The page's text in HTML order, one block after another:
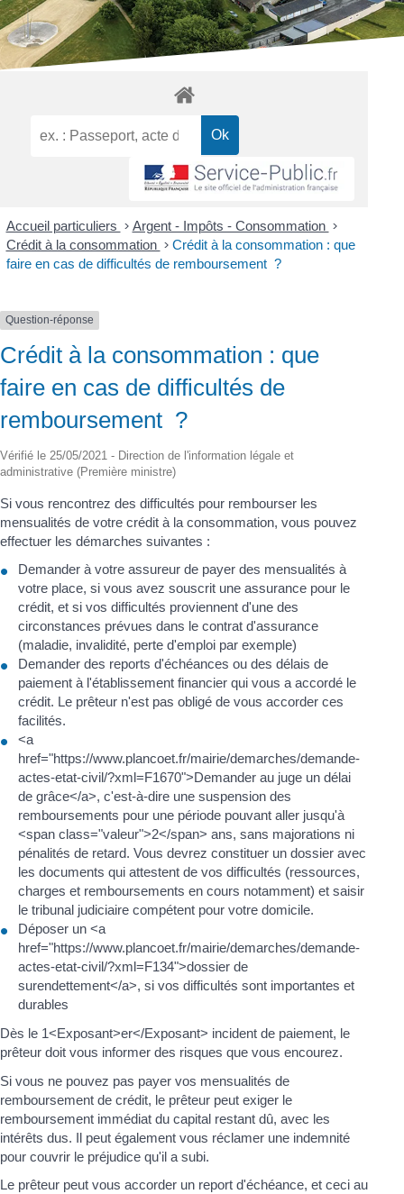
Accueil particuliers > Argent - Impôts - Consommation >
Crédit à la consommation > Crédit à la consommation : que
faire en cas de difficultés de remboursement ?
Question-réponse
Crédit à la consommation : que
faire en cas de difficultés de
remboursement ?
Vérifié le 25/05/2021 - Direction de l'information légale et
administrative (Première ministre)
Si vous rencontrez des difficultés pour rembourser les
mensualités de votre crédit à la consommation, vous pouvez
effectuer les démarches suivantes :
Demander à votre assureur de payer des mensualités à
votre place, si vous avez souscrit une assurance pour le
crédit, et si vos difficultés proviennent d'une des
circonstances prévues dans le contrat d'assurance
(maladie, invalidité, perte d'emploi par exemple)
Demander des reports d'échéances ou des délais de
paiement à l'établissement financier qui vous a accordé le
crédit. Le prêteur n'est pas obligé de vous accorder ces
facilités.
<a
href="https://www.plancoet.fr/mairie/demarches/demande-
actes-etat-civil/?xml=F1670">Demander au juge un délai
de grâce</a>, c'est-à-dire une suspension des
remboursements pour une période pouvant aller jusqu'à
<span class="valeur">2</span> ans, sans majorations ni
pénalités de retard. Vous devrez constituer un dossier avec
les documents qui attestent de vos difficultés (ressources,
charges et remboursements en cours notamment) et saisir
le tribunal judiciaire compétent pour votre domicile.
Déposer un <a
href="https://www.plancoet.fr/mairie/demarches/demande-
actes-etat-civil/?xml=F134">dossier de
surendettement</a>, si vos difficultés sont importantes et
durables
Dès le 1<Exposant>er</Exposant> incident de paiement, le
prêteur doit vous informer des risques que vous encourez.
Si vous ne pouvez pas payer vos mensualités de
remboursement de crédit, le prêteur peut exiger le
remboursement immédiat du capital restant dû, avec les
intérêts dus. Il peut également vous réclamer une indemnité
pour couvrir le préjudice qu'il a subi.
Le prêteur peut vous accorder un report d'échéance, et ceci au